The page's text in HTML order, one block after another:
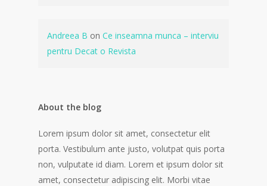
Andreea B on Ce inseamna munca – interviu
pentru Decat o Revista
About the blog
Lorem ipsum dolor sit amet, consectetur elit
porta. Vestibulum ante justo, volutpat quis porta
non, vulputate id diam. Lorem et ipsum dolor sit
amet, consectetur adipiscing elit. Morbi vitae